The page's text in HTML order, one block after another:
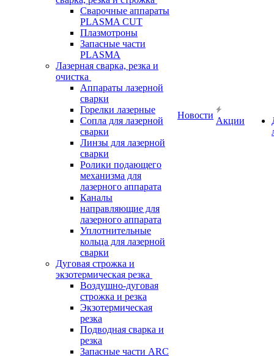
Сварочные аппараты
PLASMA CUT
Плазмотроны
Запасные части
PLASMA
Лазерная сварка, резка и
очистка
Аппараты лазерной
сварки
Горелки лазерные
Сопла для лазерной
сварки
Линзы для лазерной
сварки
Ролики подающего
механизма для
лазерного аппарата
Каналы
направляющие для
лазерного аппарата
Уплотнительные
кольца для лазерной
сварки
Дуговая строжка и
экзотермическая резка
Воздушно-дуговая
строжка и резка
Экзотермическая
резка
Подводная сварка и
резка
Запасные части ARC
Новости
Акции